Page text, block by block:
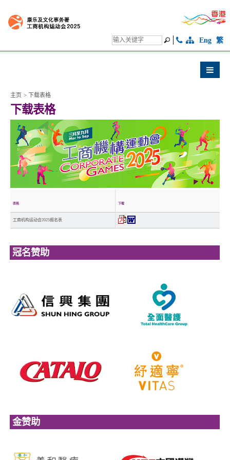
Eng 繁
主页 > 下载表格
下载表格
表格 下载
工商机构运动会2025报名表
冠名赞助
金赞助